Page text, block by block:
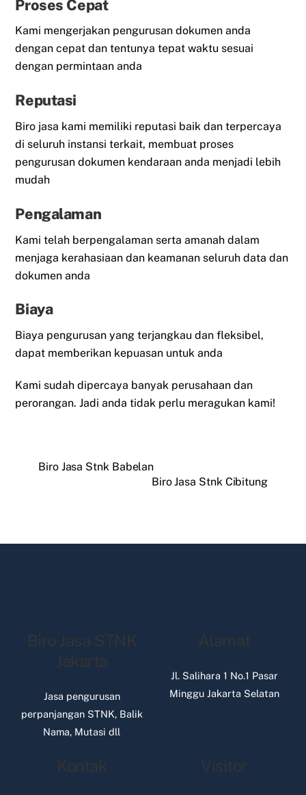
Proses Cepat
Kami mengerjakan pengurusan dokumen anda
dengan cepat dan tentunya tepat waktu sesuai
dengan permintaan anda
Reputasi
Biro jasa kami memiliki reputasi baik dan terpercaya
di seluruh instansi terkait, membuat proses
pengurusan dokumen kendaraan anda menjadi lebih
mudah
Pengalaman
Kami telah berpengalaman serta amanah dalam
menjaga kerahasiaan dan keamanan seluruh data dan
dokumen anda
Biaya
Biaya pengurusan yang terjangkau dan fleksibel,
dapat memberikan kepuasan untuk anda
Kami sudah dipercaya banyak perusahaan dan
perorangan. Jadi anda tidak perlu meragukan kami!
Biro Jasa Stnk Babelan
Biro Jasa Stnk Cibitung
Biro Jasa STNK
Jakarta
Jasa pengurusan
perpanjangan STNK, Balik
Nama, Mutasi dll
Alamat
Jl. Salihara 1 No.1 Pasar
Minggu Jakarta Selatan
Kontak Visitor